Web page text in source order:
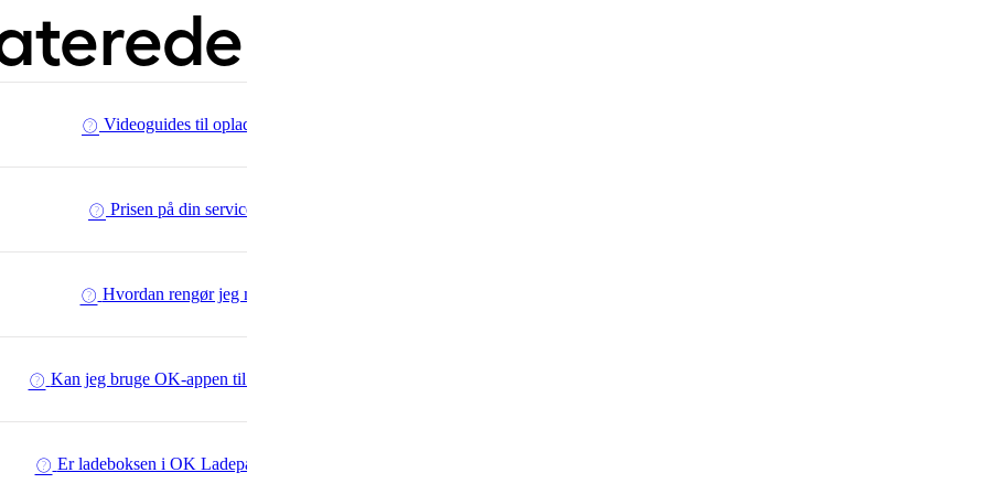
spørgsmål
Videoguides til opladning hjemme
Prisen på din serviceaftale falder
Hvordan rengør jeg min ladeboks?
Kan jeg bruge OK-appen til opladning af elbilen?
Er ladeboksen i OK Ladepakke 1- eller 3-faset?